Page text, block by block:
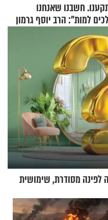
חשבנו שאנחנו
למות": הרב יוסף גרמון
מרתק
לפינה מסודרת, שימושית